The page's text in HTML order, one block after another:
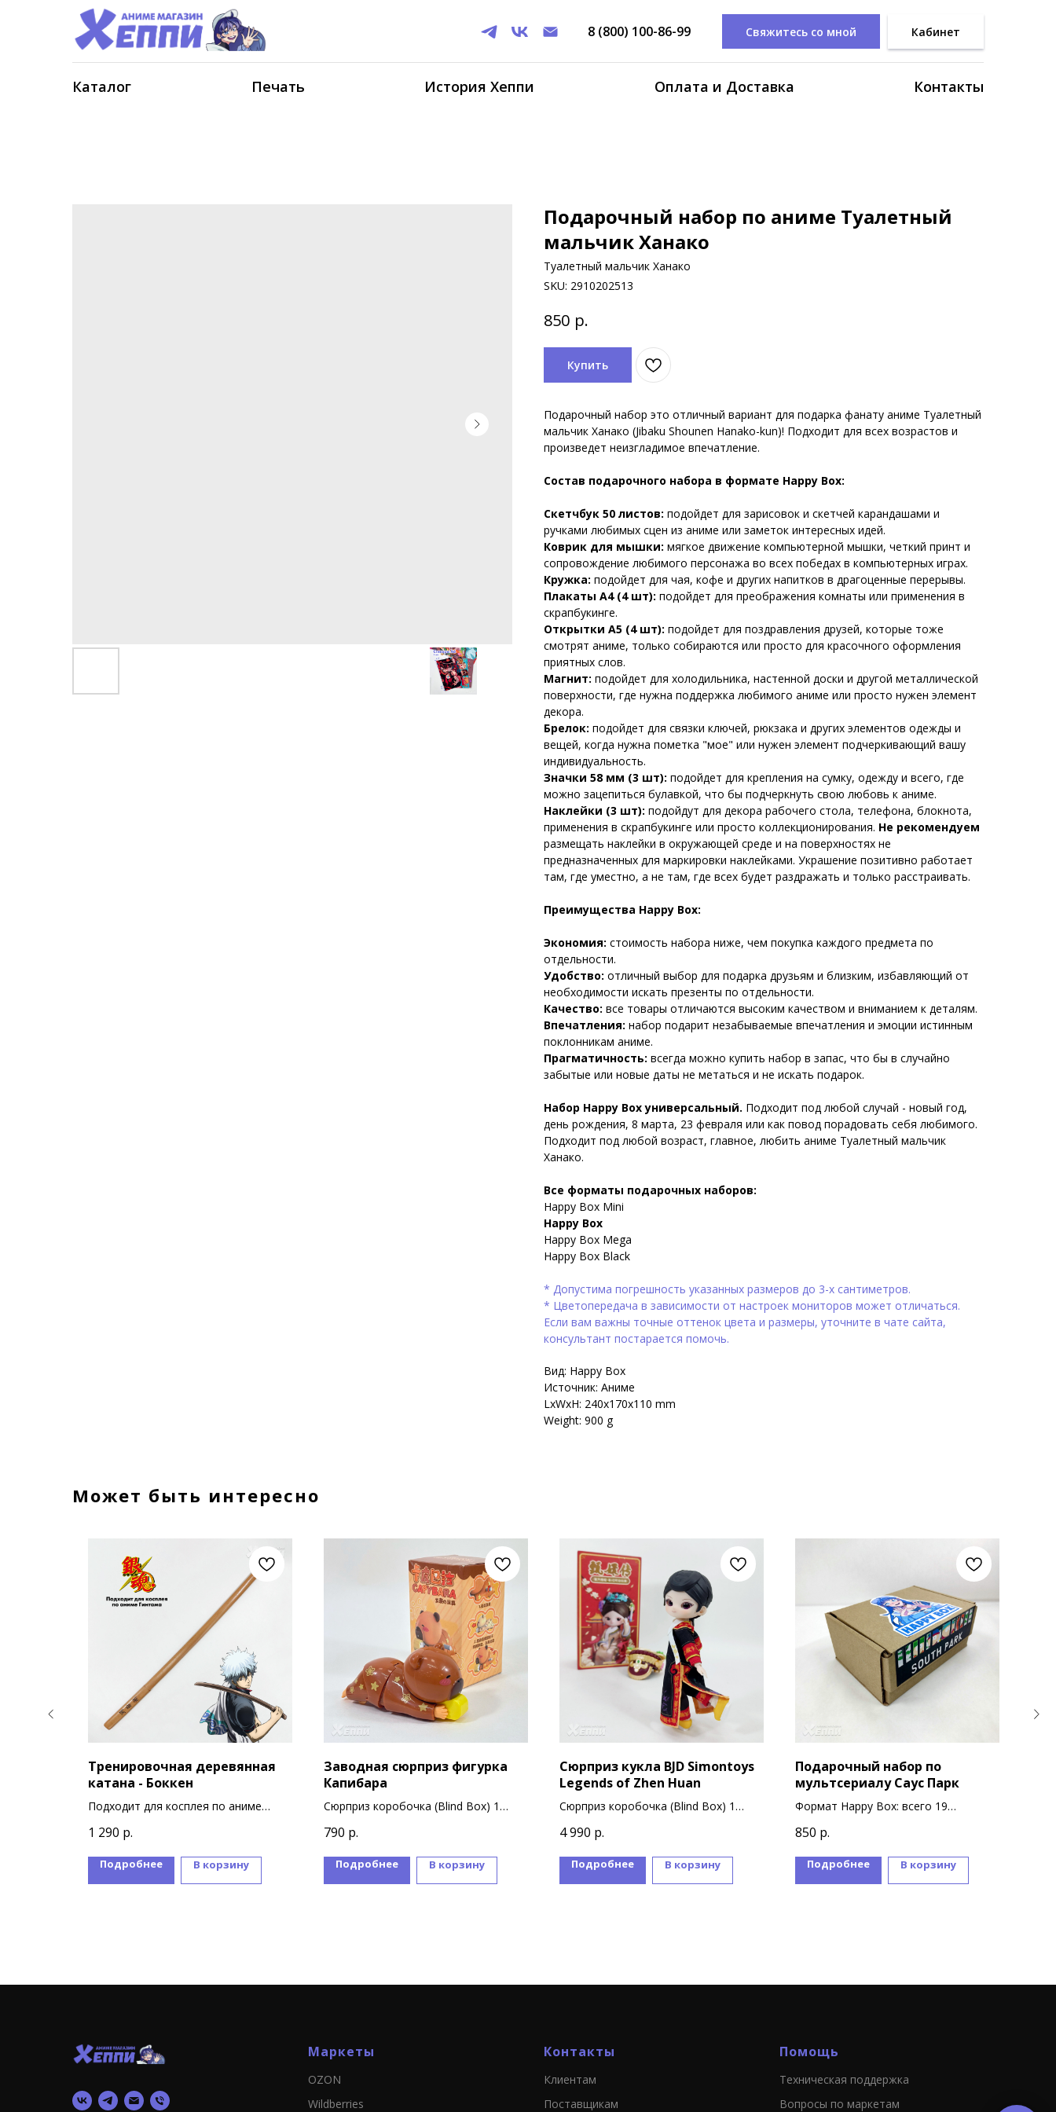
8 (800) 100-86-99 Свяжитесь со мной Кабинет
Каталог Печать История Хеппи Оплата и Доставка Контакты
Подарочный набор по аниме Туалетный
мальчик Ханако
Туалетный мальчик Ханако
SKU: 2910202513
850 р.
Купить
Подарочный набор это отличный вариант для подарка фанату аниме Туалетный
мальчик Ханако (Jibaku Shounen Hanako-kun)! Подходит для всех возрастов и
произведет неизгладимое впечатление.
Состав подарочного набора в формате Happy Box:
Скетчбук 50 листов: подойдет для зарисовок и скетчей карандашами и
ручками любимых сцен из аниме или заметок интересных идей.
Коврик для мышки: мягкое движение компьютерной мышки, четкий принт и
сопровождение любимого персонажа во всех победах в компьютерных играх.
Кружка: подойдет для чая, кофе и других напитков в драгоценные перерывы.
Плакаты А4 (4 шт): подойдет для преображения комнаты или применения в
скрапбукинге.
Открытки А5 (4 шт): подойдет для поздравления друзей, которые тоже
смотрят аниме, только собираются или просто для красочного оформления
приятных слов.
Магнит: подойдет для холодильника, настенной доски и другой металлической
поверхности, где нужна поддержка любимого аниме или просто нужен элемент
декора.
Брелок: подойдет для связки ключей, рюкзака и других элементов одежды и
вещей, когда нужна пометка "мое" или нужен элемент подчеркивающий вашу
индивидуальность.
Значки 58 мм (3 шт): подойдет для крепления на сумку, одежду и всего, где
можно зацепиться булавкой, что бы подчеркнуть свою любовь к аниме.
Наклейки (3 шт): подойдут для декора рабочего стола, телефона, блокнота,
применения в скрапбукинге или просто коллекционирования. Не рекомендуем
размещать наклейки в окружающей среде и на поверхностях не
предназначенных для маркировки наклейками. Украшение позитивно работает
там, где уместно, а не там, где всех будет раздражать и только расстраивать.
Преимущества Happy Box:
Экономия: стоимость набора ниже, чем покупка каждого предмета по
отдельности.
Удобство: отличный выбор для подарка друзьям и близким, избавляющий от
необходимости искать презенты по отдельности.
Качество: все товары отличаются высоким качеством и вниманием к деталям.
Впечатления: набор подарит незабываемые впечатления и эмоции истинным
поклонникам аниме.
Прагматичность: всегда можно купить набор в запас, что бы в случайно
забытые или новые даты не метаться и не искать подарок.
Набор Happy Box универсальный. Подходит под любой случай - новый год,
день рождения, 8 марта, 23 февраля или как повод порадовать себя любимого.
Подходит под любой возраст, главное, любить аниме Туалетный мальчик
Ханако.
Все форматы подарочных наборов:
Happy Box Mini
Happy Box
Happy Box Mega
Happy Box Black
* Допустима погрешность указанных размеров до 3-х сантиметров.
* Цветопередача в зависимости от настроек мониторов может отличаться.
Если вам важны точные оттенок цвета и размеры, уточните в чате сайта,
консультант постарается помочь.
Вид: Happy Box
Источник: Аниме
LxWxH: 240x170x110 mm
Weight: 900 g
Может быть интересно
Тренировочная деревянная
катана - Боккен
Подходит для косплея по аниме
Гинтоки
1 290 р.
Подробнее В корзину
Заводная сюрприз фигурка
Капибара
Сюрприз коробочка (Blind Box) 1
В коллекции 2 варианта дизайна
фигурок
790 р.
Подробнее В корзину
Cюрприз кукла BJD Simontoys
Legends of Zhen Huan
Сюрприз коробочка (Blind Box) 1
В коллекции 7 вариантов дизайна
куколок
4 990 р.
Подробнее В корзину
Подарочный набор по
мультсериалу Саус Парк
Формат Happy Box: всего 19
850 р.
Подробнее В корзину
Маркеты
OZON
Wildberries
Контакты
Клиентам
Поставщикам
Помощь
Техническая поддержка
Вопросы по маркетам